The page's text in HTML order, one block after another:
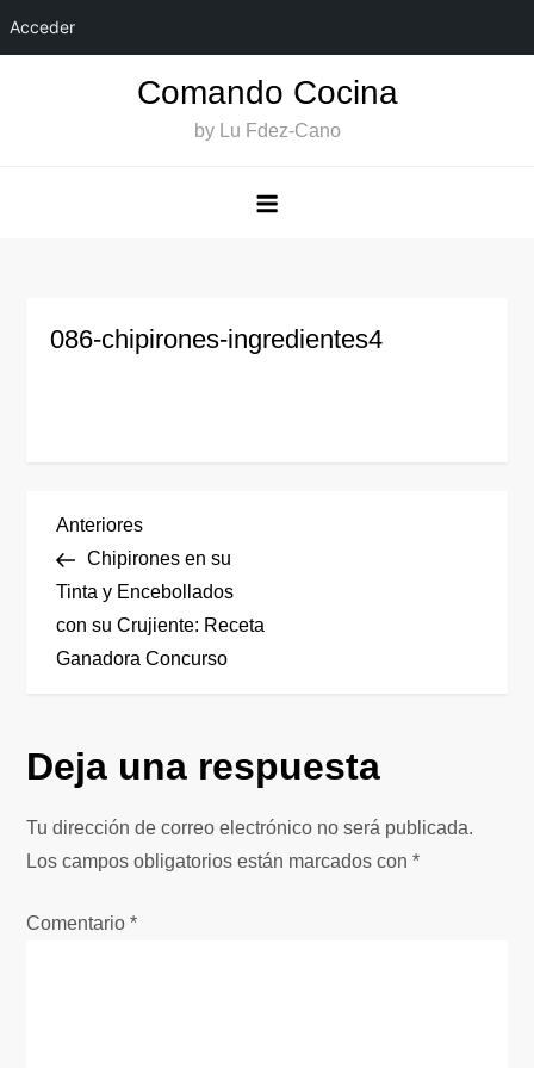
Acceder
Comando Cocina
by Lu Fdez-Cano
086-chipirones-ingredientes4
N
a
v
g
a
c
i
Entrada
anterior
Anteriores
Chipirones en su
Tinta y Encebollados
con su Crujiente: Receta
Ganadora Concurso
Deja una respuesta
Tu dirección de correo electrónico no será publicada.
Los campos obligatorios están marcados con*
Comentario*